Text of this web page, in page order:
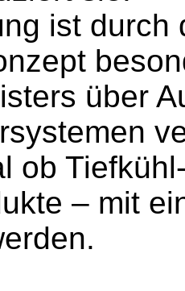
ist
über
ob
– mit